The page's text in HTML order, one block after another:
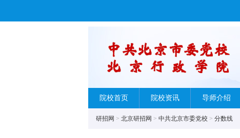
院校首页 院校资讯 导师介绍
研招网 > 北京研招网 > 中共北京市委党校 > 分数线